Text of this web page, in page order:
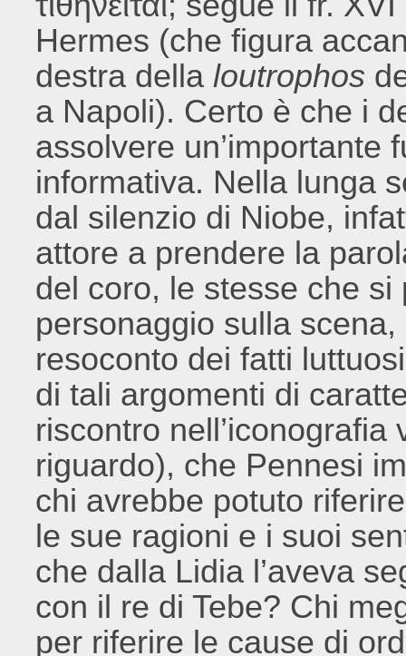
Hermes (che figura
destra della loutrophos
a Napoli). Certo è che i
assolvere un’importante
informativa. Nella lunga
dal silenzio di Niobe,
attore a prendere la
del coro, le stesse che
personaggio sulla
resoconto dei fatti
di tali argomenti di
riscontro
riguardo), che Pennesi
chi avrebbe potuto
le sue ragioni e i suoi
che dalla Lidia l’aveva
con il re di Tebe? Chi
per riferire le cause di